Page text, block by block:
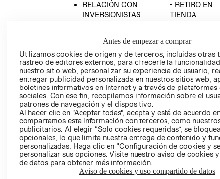
RELACIÓN CON
INVERSIONISTAS
EMPRESARIAL
- RETIRO EN
TIENDA
CONDICIONES
AVISO DE
PRIVACIDAD
GIFT CARD
AVISO DE
COOKIES
Chile ($)
Antes de empezar a comprar
Utilizamos cookies de origen y de terceros, incluidas otras
rastreo de editores externos, para ofrecerle la
nuestro sitio web, personalizar su experiencia de usuario,
entregar publicidad personalizada en nuestros sitios web,
boletines informativos en Internet y a través de plataformas
sociales. Con ese fin, recopilamos información sobre el
patrones de navegación y el dispositivo.
Al hacer clic en “Aceptar todas”, acepta y está de acuerdo
compartamos esta información con terceros, como
publicitarios. Al elegir “Solo cookies requeridas”, se
opcionales, lo que limita nuestra entrega de contenido y
personalizadas. Haga clic en “Configuración de cookies y
personalizar sus opciones. Visite nuestro aviso de cookies
de datos para obtener más información.
Aviso de cookies y uso compartido de datos